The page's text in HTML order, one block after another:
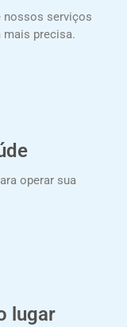
nossos serviços
mais precisa.
operar sua
lugar